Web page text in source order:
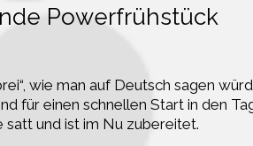
Powerfrühstück
wie man auf Deutsch sagen
für einen schnellen Start in den
satt und ist im Nu zubereitet.